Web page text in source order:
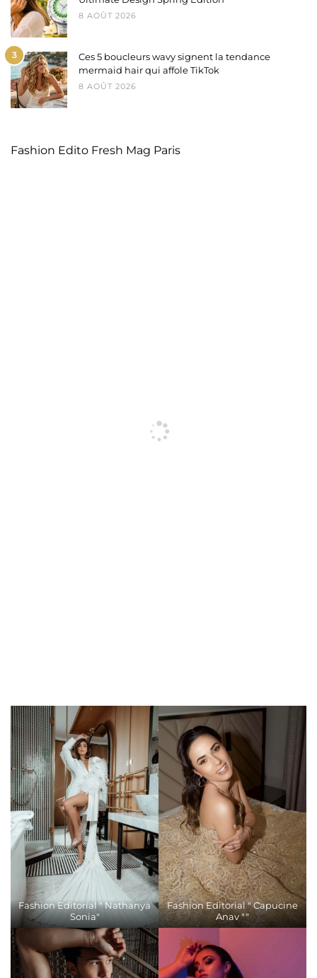
8 AOÛT 2026
3
Ces 5 boucleurs wavy signent la tendance
mermaid hair qui affole TikTok
8 AOÛT 2026
Fashion Edito Fresh Mag Paris
Fashion Editorial " Nathanya
Sonia"
Fashion Editorial " Capucine
Anav ""